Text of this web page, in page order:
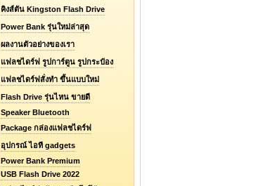
คิงส์ตัน Kingston Flash Drive
Power Bank รุ่นใหม่ล่าสุด
ผลงานตัวอย่างของเรา
แฟลชไดร์ฟ รูปการ์ตูน รูปกระป๋อง
แฟลชไดร์ฟสั่งทำ ขึ้นแบบใหม่
Flash Drive รุ่นไหน ขายดี
Speaker Bluetooth
Package กล่องแฟลชไดร์ฟ
อุปกรณ์ ไอที gadgets
Power Bank Premium
USB Flash Drive 2022